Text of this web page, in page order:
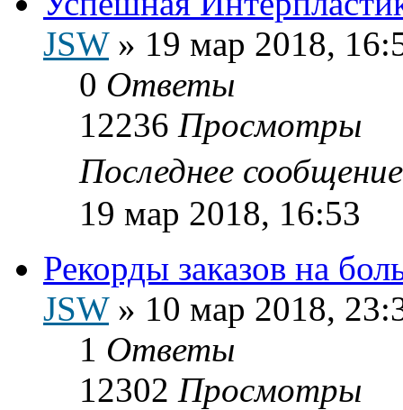
JSW» 19 мар 2018,
0 Ответы
12236 Просмотры
Последнее
19 мар 2018, 16:53
Рекорды заказов на
JSW» 10 мар 2018,
1 Ответы
12302 Просмотры